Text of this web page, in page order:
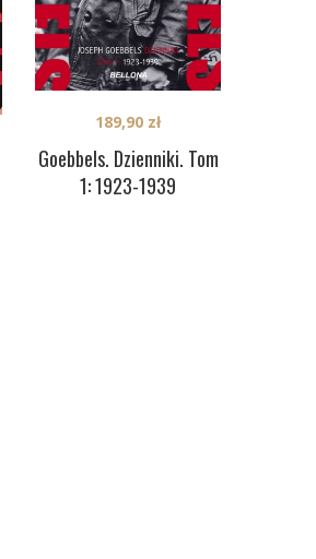
Goebbels. Dzienniki. Tom
1: 1923-1939
189,90 zł